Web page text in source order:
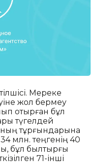
Мереке
жол бермеу
отырған бұл
түгелдей
тұрғындарына
млн. теңгенің 40
бұл былтырғы
71-інші